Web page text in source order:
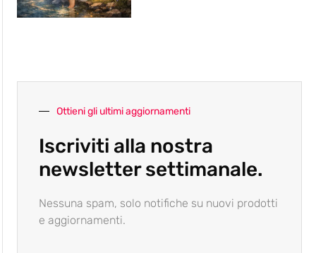
Ottieni gli ultimi aggiornamenti
Iscriviti alla nostra
newsletter settimanale.
Nessuna spam, solo notifiche su nuovi prodotti
e aggiornamenti.